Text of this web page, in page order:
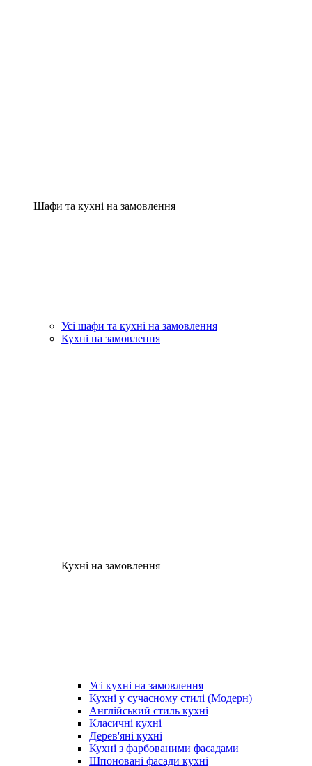
Шафи та кухні на замовлення
Усі шафи та кухні на замовлення
Кухні на замовлення
Кухні на замовлення
Усі кухні на замовлення
Кухні у сучасному стилі (Модерн)
Англійський стиль кухні
Класичні кухні
Дерев'яні кухні
Кухні з фарбованими фасадами
Шпоновані фасади кухні